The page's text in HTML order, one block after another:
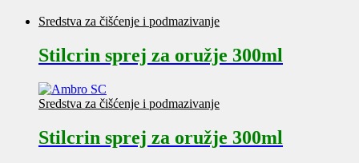
Sredstva za čišćenje i podmazivanje
Stilcrin sprej za oružje 300ml
Sredstva za čišćenje i podmazivanje
Stilcrin sprej za oružje 300ml